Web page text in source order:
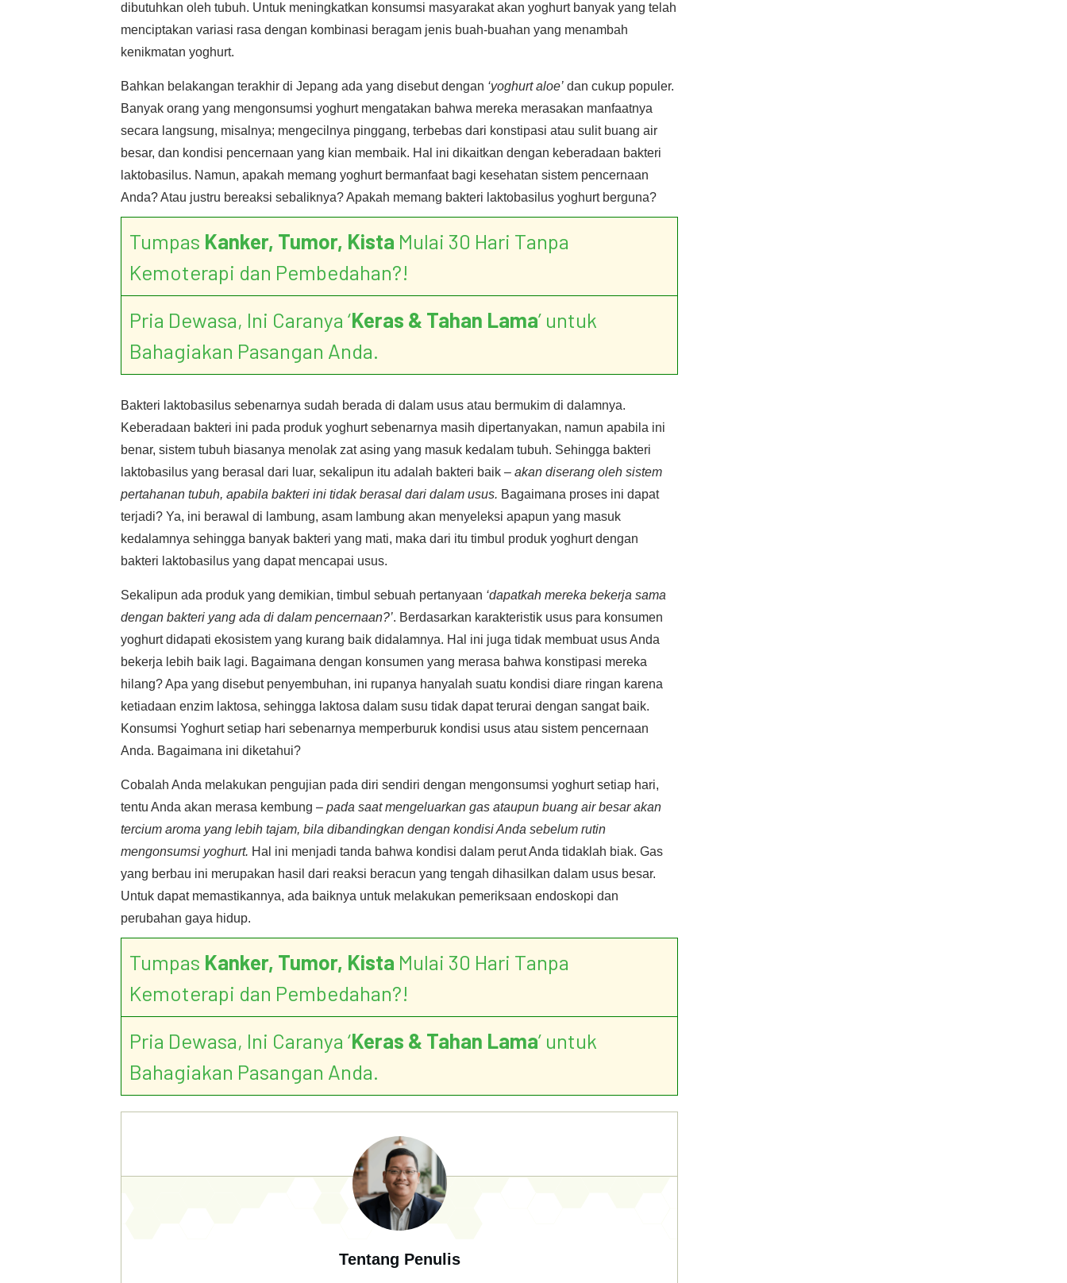
dibutuhkan oleh tubuh. Untuk meningkatkan konsumsi masyarakat akan yoghurt banyak yang telah
menciptakan variasi rasa dengan kombinasi beragam jenis buah-buahan yang menambah
kenikmatan yoghurt.
Bahkan belakangan terakhir di Jepang ada yang disebut dengan ‘yoghurt aloe’ dan cukup populer.
Banyak orang yang mengonsumsi yoghurt mengatakan bahwa mereka merasakan manfaatnya
secara langsung, misalnya; mengecilnya pinggang, terbebas dari konstipasi atau sulit buang air
besar, dan kondisi pencernaan yang kian membaik. Hal ini dikaitkan dengan keberadaan bakteri
laktobasilus. Namun, apakah memang yoghurt bermanfaat bagi kesehatan sistem pencernaan
Anda? Atau justru bereaksi sebaliknya? Apakah memang bakteri laktobasilus yoghurt berguna?
Tumpas Kanker, Tumor, Kista Mulai 30 Hari Tanpa
Kemoterapi dan Pembedahan?!
Pria Dewasa, Ini Caranya ‘Keras & Tahan Lama’ untuk
Bahagiakan Pasangan Anda.
Bakteri laktobasilus sebenarnya sudah berada di dalam usus atau bermukim di dalamnya.
Keberadaan bakteri ini pada produk yoghurt sebenarnya masih dipertanyakan, namun apabila ini
benar, sistem tubuh biasanya menolak zat asing yang masuk kedalam tubuh. Sehingga bakteri
laktobasilus yang berasal dari luar, sekalipun itu adalah bakteri baik – akan diserang oleh sistem
pertahanan tubuh, apabila bakteri ini tidak berasal dari dalam usus. Bagaimana proses ini dapat
terjadi? Ya, ini berawal di lambung, asam lambung akan menyeleksi apapun yang masuk
kedalamnya sehingga banyak bakteri yang mati, maka dari itu timbul produk yoghurt dengan
bakteri laktobasilus yang dapat mencapai usus.
Sekalipun ada produk yang demikian, timbul sebuah pertanyaan ‘dapatkah mereka bekerja sama
dengan bakteri yang ada di dalam pencernaan?’. Berdasarkan karakteristik usus para konsumen
yoghurt didapati ekosistem yang kurang baik didalamnya. Hal ini juga tidak membuat usus Anda
bekerja lebih baik lagi. Bagaimana dengan konsumen yang merasa bahwa konstipasi mereka
hilang? Apa yang disebut penyembuhan, ini rupanya hanyalah suatu kondisi diare ringan karena
ketiadaan enzim laktosa, sehingga laktosa dalam susu tidak dapat terurai dengan sangat baik.
Konsumsi Yoghurt setiap hari sebenarnya memperburuk kondisi usus atau sistem pencernaan
Anda. Bagaimana ini diketahui?
Cobalah Anda melakukan pengujian pada diri sendiri dengan mengonsumsi yoghurt setiap hari,
tentu Anda akan merasa kembung – pada saat mengeluarkan gas ataupun buang air besar akan
tercium aroma yang lebih tajam, bila dibandingkan dengan kondisi Anda sebelum rutin
mengonsumsi yoghurt. Hal ini menjadi tanda bahwa kondisi dalam perut Anda tidaklah biak. Gas
yang berbau ini merupakan hasil dari reaksi beracun yang tengah dihasilkan dalam usus besar.
Untuk dapat memastikannya, ada baiknya untuk melakukan pemeriksaan endoskopi dan
perubahan gaya hidup.
Tumpas Kanker, Tumor, Kista Mulai 30 Hari Tanpa
Kemoterapi dan Pembedahan?!
Pria Dewasa, Ini Caranya ‘Keras & Tahan Lama’ untuk
Bahagiakan Pasangan Anda.
Tentang Penulis